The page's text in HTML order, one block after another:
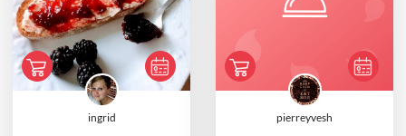
ingrid pierreyvesh